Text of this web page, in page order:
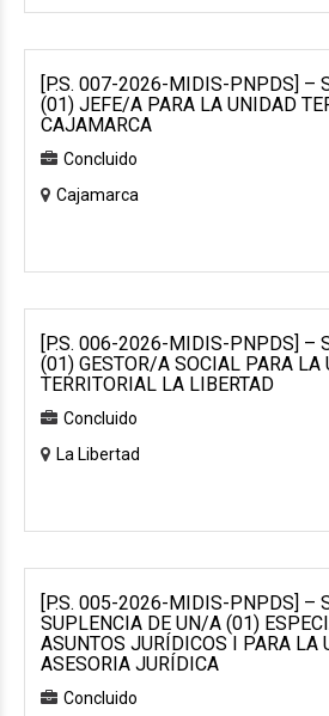
[P.S. 007-2026-MIDIS-PNPDS] –
(01) JEFE/A PARA LA UNIDAD
CAJAMARCA
Concluido
Cajamarca
[P.S. 006-2026-MIDIS-PNPDS] –
(01) GESTOR/A SOCIAL PARA LA
TERRITORIAL LA LIBERTAD
Concluido
La Libertad
[P.S. 005-2026-MIDIS-PNPDS] –
SUPLENCIA DE UN/A (01)
ASUNTOS JURÍDICOS I PARA LA
ASESORIA JURÍDICA
Concluido